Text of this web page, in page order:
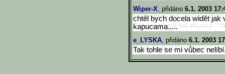
Wiper-X, přidáno 6.1. 2003
chtěl bych docela widět jak
kapucama.....
e_LYSKA, přidáno 6.1. 2003
Tak tohle se mi vůbec